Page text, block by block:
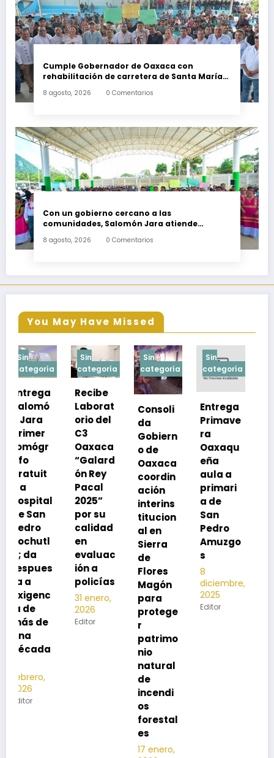
Cumple Gobernador de Oaxaca con
rehabilitación de carretera de Santa María
8 agosto, 2026 0 Comentarios
Con un gobierno cercano a las
comunidades, Salomón Jara atiende
Tenango
8 agosto, 2026 0 Comentarios
You May Have Missed
Sin
categoría
Recibe
Laborat
orio del
C3
Oaxaca
“Galard
ón Rey
Pacal
2025”
por su
calidad
en
evaluac
ión a
policías
31 enero,
2026
Editor
Sin
categoría
Consoli
da
Gobiern
o de
Oaxaca
coordin
ación
interins
titucion
al en
Sierra
de
Flores
Magón
para
protege
r
Sin
categoría
Entrega
Primave
ra
Oaxaqu
eña
aula a
primari
a de
San
Pedro
Amuzgo
s
8
diciembre,
2025
Editor
Sin
categoría
Exhorta
SSO a
rse de
neumoc
oco
para
preveni
r la
neumon
ía
2025
Editor